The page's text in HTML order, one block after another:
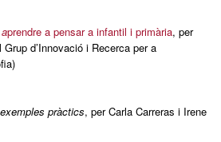
prendre a pensar a infantil i primària, per
d’Innovació i Recerca per a
pràctics, per Carla Carreras i Irene